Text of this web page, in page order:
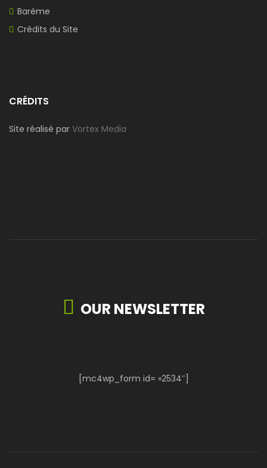
Barème
Crédits du Site
CRÉDITS
Site réalisé par Vortex Media
OUR NEWSLETTER
[mc4wp_form id= »2534″]